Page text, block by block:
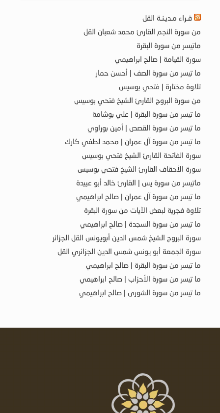
قـراء مـديـنـة القل
من سورة النجم القارئ محمد شعبان القل
ماتيسر من سورة البقرة
سورة القيامة | صالح ابراهيمي
ما تيسر من سورة الصف | أحسن حمار
تلاوة مختارة | فتحي بوسيس
من سورة البروج القارئ الشيخ فتحي بوسيس
ما تيسر من سورة البقرة | علي بوشامة
ما تيسر من سورة القصص | أمين بوراوي
ما تيسر من سورة آل عمران | محمد لطفي كارك
سورة الفاتحة القارئ الشيخ فتحي بوسيس
سورة الأحقاف القارئ الشيخ فتحي بوسيس
ماتيسر من سورة يس | القارئ خالد أبو عبيدة
ما تيسر من سورة آل عمران | صالح ابراهيمي
تلاوة فجرية لبعض الآيات من سورة البقرة
ما تيسر من سورة السجدة | صالح ابراهيمي
سورة البروج الشيخ شمس الدين أبويونس القل الجزائر
سورة الجمعة أبو يونس شمس الدين الجزائري القل
ما تيسر من سورة البقرة | صالح ابراهيمي
ما تيسر من سورة الأحزاب | صالح ابراهيمي
ما تيسر من سورة الشورى | صالح ابراهيمي